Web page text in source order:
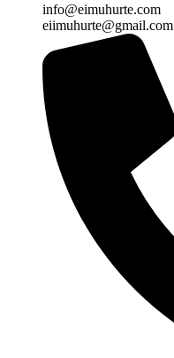
info@eimuhurte.com
eiimuhurte@gmail.com